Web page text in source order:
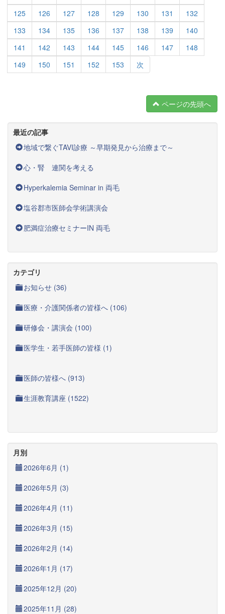
125
126 127 128 129 130 131
132
133
134 135 136 137 138 139
140
141
142 143 144 145 146 147
148
149
150 151 152 153 次
ページの先頭へ
最近の記事
地域で繋ぐTAVI診療 ～早期発見から治療まで～
心・腎 連関を考える
Hyperkalemia Seminar in 両毛
塩谷郡市医師会学術講演会
肥満症治療セミナーIN 両毛
カテゴリ
お知らせ (36)
医療・介護関係者の皆様へ (106)
研修会・講演会 (100)
医学生・若手医師の皆様 (1)
医師の皆様へ (913)
生涯教育講座 (1522)
月別
2026年6月 (1)
2026年5月 (3)
2026年4月 (11)
2026年3月 (15)
2026年2月 (14)
2026年1月 (17)
2025年12月 (20)
2025年11月 (28)